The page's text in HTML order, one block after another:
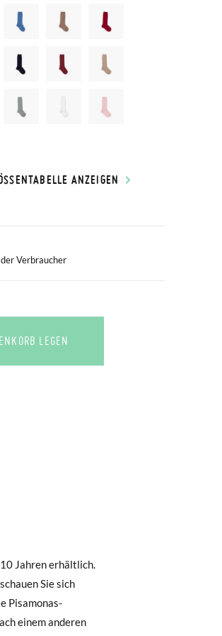
ANZEIGEN
Verbraucher
LEGEN
4,95 €; die
aufgegeben